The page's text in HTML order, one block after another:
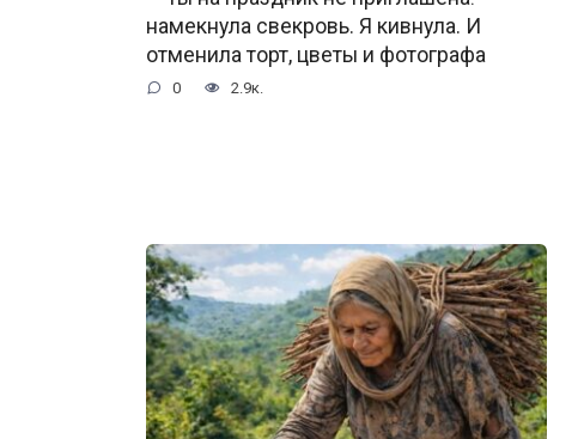
намекнула свекровь. Я кивнула. И
отменила торт, цветы и фотографа
0 2.9к.